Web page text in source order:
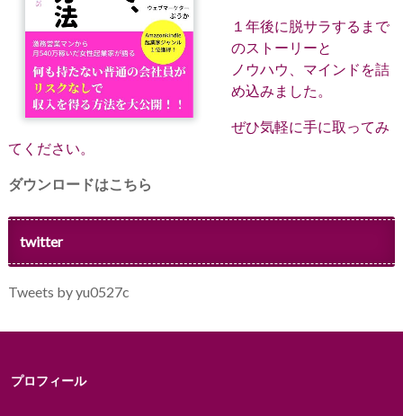
１年後に脱サラするまで
のストーリーと
ノウハウ、マインドを詰
め込みました。
ぜひ気軽に手に取ってみ
てください。
ダウンロードはこちら
twitter
Tweets by yu0527c
プロフィール